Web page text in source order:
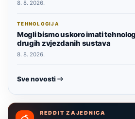
8. 8. 2026.
TEHNOLOGIJA
Mogli bismo uskoro imati
drugih zvjezdanih sustava
8. 8. 2026.
Sve novosti
REDDIT ZAJEDNICA